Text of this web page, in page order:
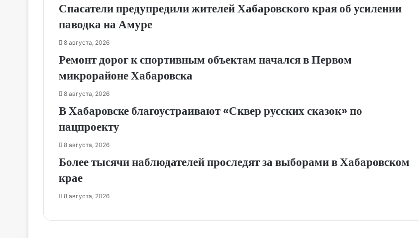
Спасатели предупредили жителей Хабаровского края об усилении
паводка на Амуре
8 августа, 2026
Ремонт дорог к спортивным объектам начался в Первом
микрорайоне Хабаровска
8 августа, 2026
В Хабаровске благоустраивают «Сквер русских сказок» по
нацпроекту
8 августа, 2026
Более тысячи наблюдателей проследят за выборами в Хабаровском
крае
8 августа, 2026